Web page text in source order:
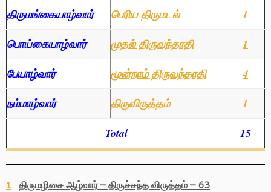
திருமங்கையாழ்வார்
பெரிய திருமடல்
1
பொய்கையாழ்வார்
முதல் திருவந்தாதி
1
பேயாழ்வார்
மூன்றாம் திருவந்தாதி
4
நம்மாழ்வார்
திருவிருத்தம்
1
Total
15
1 திருமழிசை ஆழ்வார் – திருச்சந்த விருத்தம் – 63